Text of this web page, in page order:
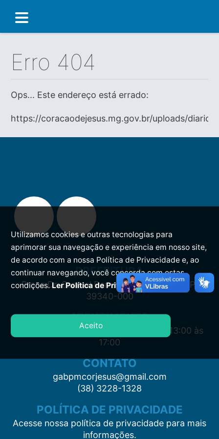
Erro 404
Ops... Este endereço está errado:
https://coracaodejesus.mg.gov.br/uploads/diario/
PREFEITURA
Praça Dr. Samuel Barreto, s/n, Centro CEP:
39340-000
ATENDIMENTO
Segunda à Sexta: 7:00 às 11:00 e das 13:00 às
17:00
CONTATO
gabpmcorjesus@gmail.com
(38) 3228-1328
POLÍTICA DE PRIVACIDADE
Acesse nossa política de privacidade para mais
informações.
Utilizamos cookies e outras tecnologias para
aprimorar sua navegação e experiência em nosso site,
de acordo com a nossa Política de Privacidade e, ao
continuar navegando, você concorda com estas
condições.Ler Política de Privacidade.
Aceito